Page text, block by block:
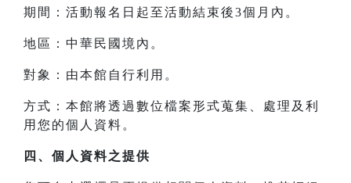
期間：活動報名日起至活動結束後3個月內。
地區：中華民國境內。
對象：由本館自行利用。
方式：本館將透過數位檔案形式蒐集、處理及利
用您的個人資料。
四、 個人資料之提供